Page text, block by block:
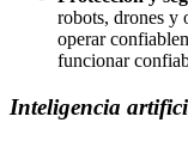
robots, drones y
operar
funcionar
Inteligencia